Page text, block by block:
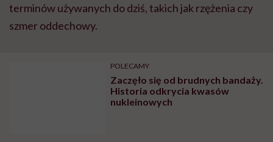
terminów używanych do dziś, takich jak rzężenia czy
szmer oddechowy.
POLECAMY
Zaczęło się od brudnych bandaży.
Historia odkrycia kwasów
nukleinowych